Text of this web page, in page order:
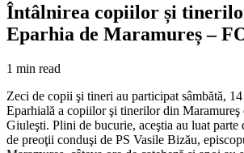
Întâlnirea copiilor și
Eparhia de Maramureș –
1 min read
Zeci de copii şi tineri au participat sâmbătă,
Eparhială a copiilor şi tinerilor din Maramureş
Giuleşti. Plini de bucurie, aceştia au luat
de preoţii conduşi de PS Vasile Bizău,